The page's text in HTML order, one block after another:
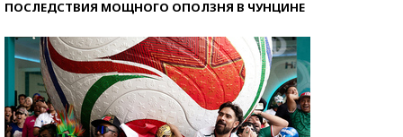
ПОСЛЕДСТВИЯ МОЩНОГО ОПОЛЗНЯ В ЧУНЦИНЕ